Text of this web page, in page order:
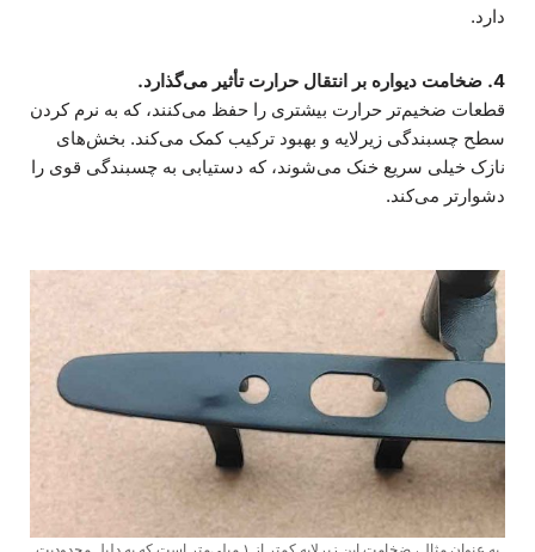
دارد.
4. ضخامت دیواره بر انتقال حرارت تأثیر می‌گذارد.
قطعات ضخیم‌تر حرارت بیشتری را حفظ می‌کنند، که به نرم کردن
سطح چسبندگی زیرلایه و بهبود ترکیب کمک می‌کند. بخش‌های
نازک خیلی سریع خنک می‌شوند، که دستیابی به چسبندگی قوی را
دشوارتر می‌کند.